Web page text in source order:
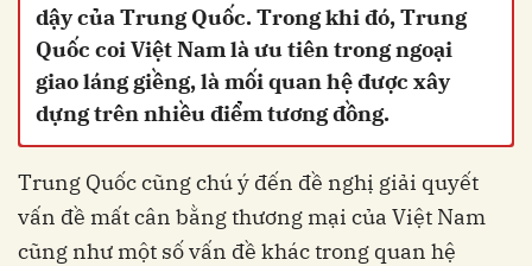
dậy của Trung Quốc. Trong khi đó, Trung
Quốc coi Việt Nam là ưu tiên trong ngoại
giao láng giềng, là mối quan hệ được xây
dựng trên nhiều điểm tương đồng.
Trung Quốc cũng chú ý đến đề nghị giải quyết
vấn đề mất cân bằng thương mại của Việt Nam
cũng như một số vấn đề khác trong quan hệ